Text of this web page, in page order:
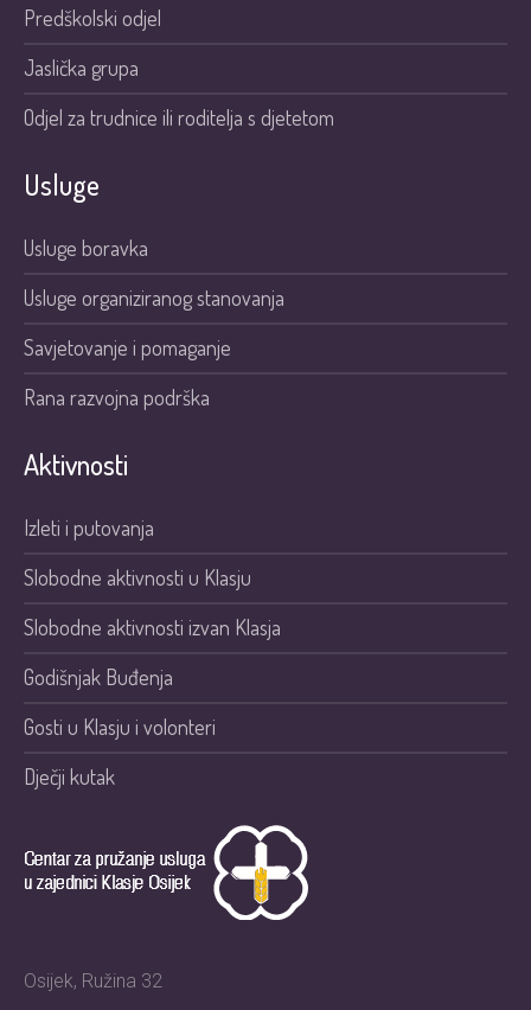
Predškolski odjel
Jaslička grupa
Odjel za trudnice ili roditelja s djetetom
Usluge
Usluge boravka
Usluge organiziranog stanovanja
Savjetovanje i pomaganje
Rana razvojna podrška
Aktivnosti
Izleti i putovanja
Slobodne aktivnosti u Klasju
Slobodne aktivnosti izvan Klasja
Godišnjak Buđenja
Gosti u Klasju i volonteri
Dječji kutak
Osijek, Ružina 32